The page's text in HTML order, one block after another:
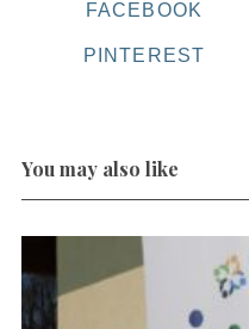
FACEBOOK
PINTEREST
You may also like